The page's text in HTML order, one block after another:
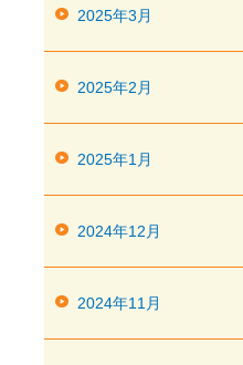
2025年3月
2025年2月
2025年1月
2024年12月
2024年11月